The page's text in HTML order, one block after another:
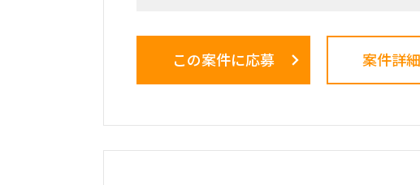
＜業務内容＞
計および進行管理。
この案件に応募 案件詳